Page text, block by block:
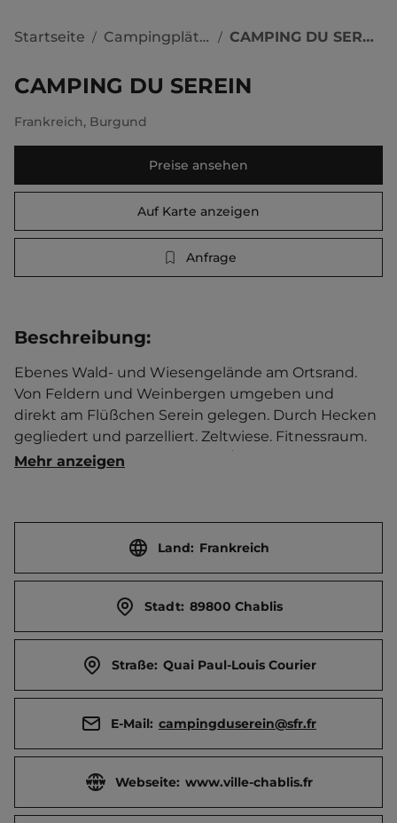
Startseite / Campingplätze / CAMPING DU SEREIN
CAMPING DU SEREIN
Frankreich, Burgund
Preise ansehen
Auf Karte anzeigen
Anfrage
Beschreibung:
Ebenes Wald- und Wiesengelände am Ortsrand.
Von Feldern und Weinbergen umgeben und
direkt am Flüßchen Serein gelegen. Durch Hecken
gegliedert und parzelliert. Zeltwiese. Fitnessraum.
Ort 300 m entfernt. Touristen-/Dauerstellplätze
Mehr anzeigen
Land: Frankreich
Stadt: 89800 Chablis
Straße: Quai Paul-Louis Courier
E-Mail: campingduserein@sfr.fr
Webseite: www.ville-chablis.fr